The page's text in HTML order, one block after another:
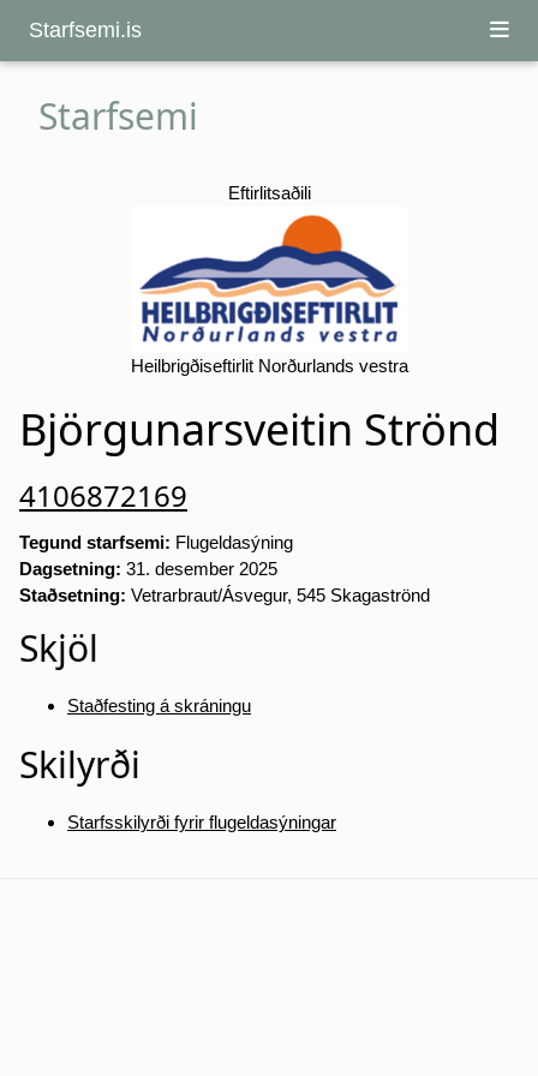
Starfsemi.is
Starfsemi
Eftirlitsaðili
Heilbrigðiseftirlit Norðurlands vestra
Björgunarsveitin Strönd
4106872169
Tegund starfsemi: Flugeldasýning
Dagsetning: 31. desember 2025
Staðsetning: Vetrarbraut/Ásvegur, 545 Skagaströnd
Skjöl
Staðfesting á skráningu
Skilyrði
Starfsskilyrði fyrir flugeldasýningar